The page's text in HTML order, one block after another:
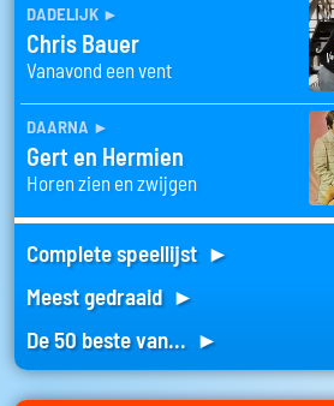
dadelijk ►
Chris Bauer
Vanavond een vent
daarna ►
Gert en Hermien
Horen zien en zwijgen
Complete speellijst ►
Meest gedraaid ►
De 50 beste van... ►